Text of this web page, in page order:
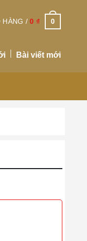
HÀNG /0 ₫ 0
Bài viết mới